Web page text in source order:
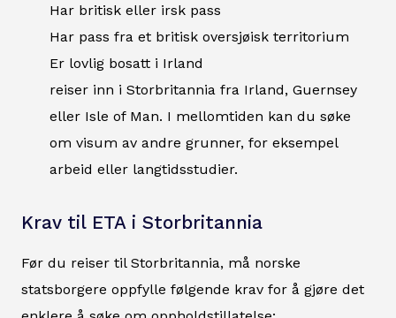
Har britisk eller irsk pass
Har pass fra et britisk oversjøisk territorium
Er lovlig bosatt i Irland
reiser inn i Storbritannia fra Irland, Guernsey
eller Isle of Man. I mellomtiden kan du søke
om visum av andre grunner, for eksempel
arbeid eller langtidsstudier.
Krav til ETA i Storbritannia
Før du reiser til Storbritannia, må norske
statsborgere oppfylle følgende krav for å gjøre det